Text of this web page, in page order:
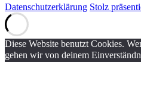
Datenschutzerklärung Stolz
Diese Website benutzt Cookies.
gehen wir von deinem